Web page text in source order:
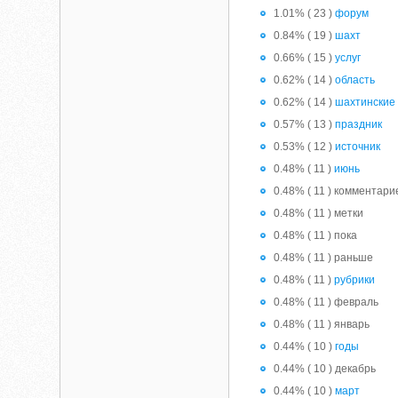
1.01% ( 23 )форум
0.84% ( 19 )шахт
0.66% ( 15 )услуг
0.62% ( 14 )область
0.62% ( 14 )шахтинские
0.57% ( 13 )праздник
0.53% ( 12 )источник
0.48% ( 11 )июнь
0.48% ( 11 )
0.48% ( 11 ) метки
0.48% ( 11 ) пока
0.48% ( 11 ) раньше
0.48% ( 11 )рубрики
0.48% ( 11 ) февраль
0.48% ( 11 ) январь
0.44% ( 10 )годы
0.44% ( 10 ) декабрь
0.44% ( 10 )март